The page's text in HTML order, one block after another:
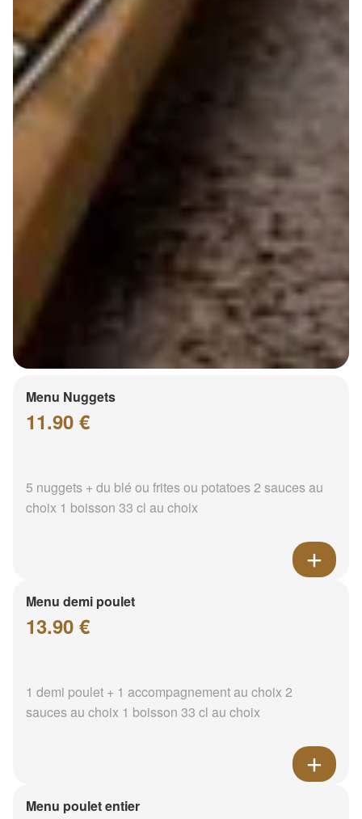
Menu Nuggets
11.90 €
5 nuggets + du blé ou frites ou potatoes 2 sauces au
choix 1 boisson 33 cl au choix
Menu demi poulet
13.90 €
1 demi poulet + 1 accompagnement au choix 2
sauces au choix 1 boisson 33 cl au choix
Menu poulet entier